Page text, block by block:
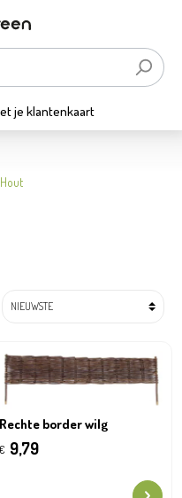
je klantenkaart
Hout
Rechte border wilg
€ 9,79